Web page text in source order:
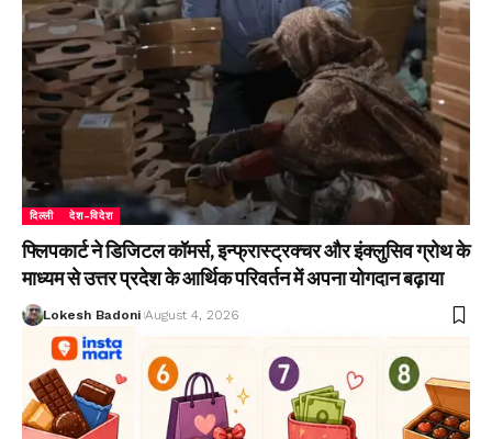
दिल्ली देश-विदेश
फ्लिपकार्ट ने डिजिटल कॉमर्स, इन्फ्रास्ट्रक्चर और इंक्लुसिव ग्रोथ के
माध्यम से उत्तर प्रदेश के आर्थिक परिवर्तन में अपना योगदान बढ़ाया
Lokesh Badoni August 4, 2026